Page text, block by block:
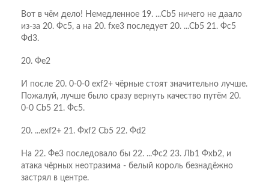
Вот в чём дело! Немедленное 19. ...Сb5 ничего не даало
из-за 20. Фс5, а на 20. fхе3 последует 20. ...Сb5 21. Фс5
Фd3.
20. Фe2
И после 20. 0-0-0 ехf2+ чёрные стоят значительно лучше.
Пожалуй, лучше было сразу вернуть качество путём 20.
0-0 Сb5 21. Фс5.
20. ...еxf2+ 21. Фxf2 Cb5 22. Фd2
На 22. Фе3 последовало бы 22. ...Фс2 23. Лb1 Фхb2, и
атака чёрных неотразима - белый король безнадёжно
застрял в центре.